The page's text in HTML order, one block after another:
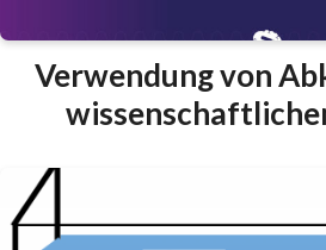
Verwendung von